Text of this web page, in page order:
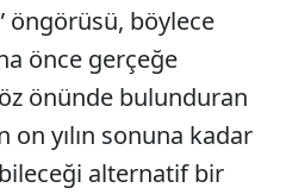
öngörüsü, böylece
önce gerçeğe
önünde bulunduran
on yılın sonuna kadar
alternatif bir